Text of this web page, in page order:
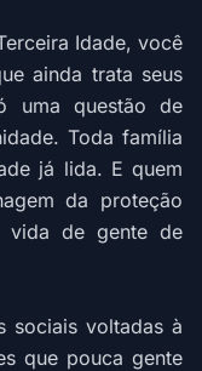
Idade, você
ainda trata seus
uma questão de
Toda família
já lida. E quem
da proteção
de gente de
sociais voltadas à
que pouca gente